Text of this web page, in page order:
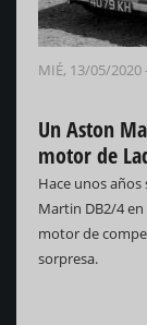
MIÉ, 13/05/2020
Un Aston
motor de
Hace unos
Martin DB2/4
motor de
sorpresa.